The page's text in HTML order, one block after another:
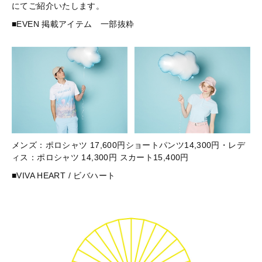
にてご紹介いたします。
■EVEN 掲載アイテム 一部抜粋
メンズ：ポロシャツ 17,600円ショートパンツ14,300円・レデ
ィス：ポロシャツ 14,300円 スカート15,400円
■VIVA HEART / ビバハート